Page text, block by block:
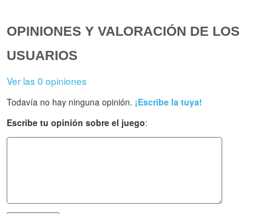
OPINIONES Y VALORACIÓN DE LOS
USUARIOS
Ver las 0 opiniones
Todavía no hay ninguna opinión. ¡Escribe la tuya!
Escribe tu opinión sobre el juego: